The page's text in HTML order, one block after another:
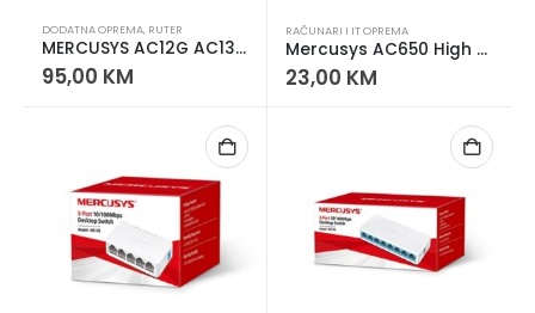
DODATNA OPREMA, RUTER
MERCUSYS AC12G AC1300 ROUTER
95,00 KM
RAČUNARI I IT OPREMA
Mercusys AC650 High Gain Wireless Dual Band USB Adapter
23,00 KM